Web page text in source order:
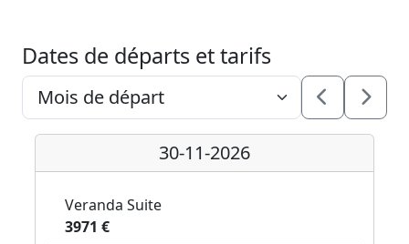
Dates de départs et tarifs
30-11-2026
Veranda Suite
3971 €